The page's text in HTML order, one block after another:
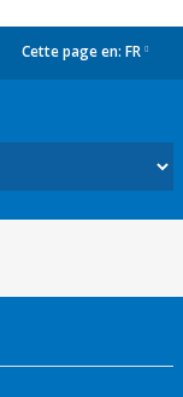
Cette page en: FR